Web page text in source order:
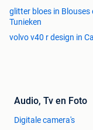
glitter bloes in Blouses
Tunieken
volvo v40 r design in
Audio, Tv en Foto
Digitale camera's